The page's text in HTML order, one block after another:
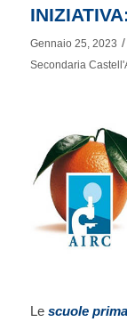
Gennaio 25, 2023 /
Secondaria
Le scuole